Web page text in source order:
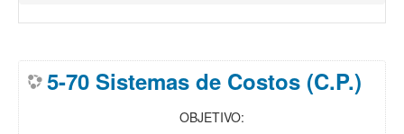
5-70 Sistemas de Costos (C.P.)
OBJETIVO: